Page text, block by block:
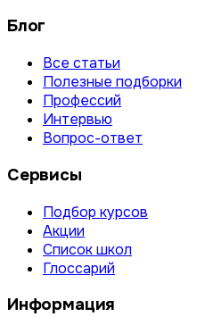
Блог
Все статьи
Полезные подборки
Профессий
Интервью
Вопрос-ответ
Сервисы
Подбор курсов
Акции
Список школ
Глоссарий
Информация